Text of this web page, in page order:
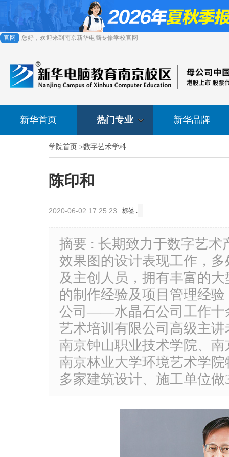
官网 您好，欢迎来到南京新华电脑专修学校官网
新华首页 热门专业 新华品牌
学院首页 >数字艺术学科
陈印和
2020-06-02 17:25:23 标签 :
摘要 : 长期致力于数字艺术
效果图的设计表现工作，
及主创人员，拥有丰富的
的制作经验及项目管理经
公司——水晶石公司工作十
艺术培训有限公司高级主
南京钟山职业技术学院、
南京林业大学环境艺术学
多家建筑设计、施工单位